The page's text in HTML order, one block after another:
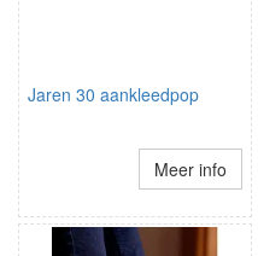
Jaren 30 aankleedpop
Meer info